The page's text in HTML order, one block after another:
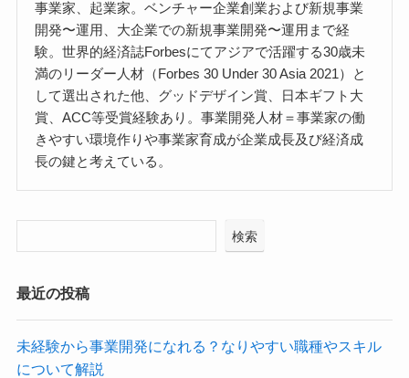
事業家、起業家。ベンチャー企業創業および新規事業
開発〜運用、大企業での新規事業開発〜運用まで経
験。世界的経済誌Forbesにてアジアで活躍する30歳未
満のリーダー人材（Forbes 30 Under 30 Asia 2021）と
して選出された他、グッドデザイン賞、日本ギフト大
賞、ACC等受賞経験あり。事業開発人材＝事業家の働
きやすい環境作りや事業家育成が企業成長及び経済成
長の鍵と考えている。
検索
最近の投稿
未経験から事業開発になれる？なりやすい職種やスキル
について解説